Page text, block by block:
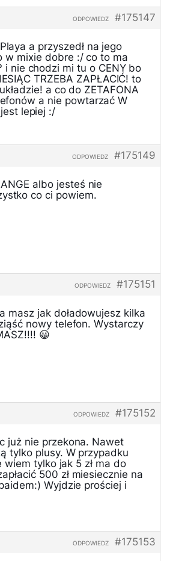
#175147
ODPOWIEDZ
a przyszedł na jego
w mixie dobre :/ co to ma
i nie chodzi mi tu o CENY bo
TRZEBA ZAPŁACIĆ! to
a co do ZETAFONA
a nie powtarzać W
jest lepiej :/
#175149
ODPOWIEDZ
albo jesteś nie
co ci powiem.
#175151
ODPOWIEDZ
masz jak doładowujesz kilka
nowy telefon. Wystarczy
😀
#175152
ODPOWIEDZ
już nie przekona. Nawet
tylko plusy. W przypadku
wiem tylko jak 5 zł ma do
500 zł miesiecznie na
Wyjdzie prościej i
#175153
ODPOWIEDZ